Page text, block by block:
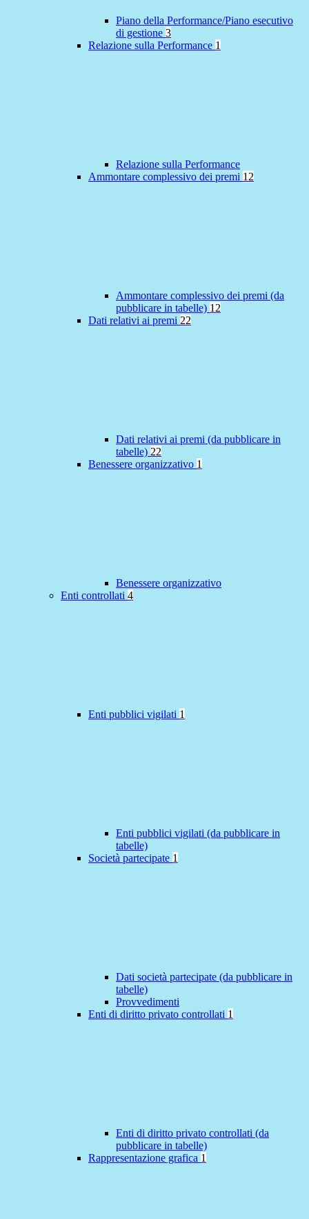
Piano della Performance/Piano esecutivo
di gestione 3
Relazione sulla Performance 1
Relazione sulla Performance
Ammontare complessivo dei premi 12
Ammontare complessivo dei premi (da
pubblicare in tabelle) 12
Dati relativi ai premi 22
Dati relativi ai premi (da pubblicare in
tabelle) 22
Benessere organizzativo 1
Benessere organizzativo
Enti controllati 4
Enti pubblici vigilati 1
Enti pubblici vigilati (da pubblicare in
tabelle)
Società partecipate 1
Dati società partecipate (da pubblicare in
tabelle)
Provvedimenti
Enti di diritto privato controllati 1
Enti di diritto privato controllati (da
pubblicare in tabelle)
Rappresentazione grafica 1